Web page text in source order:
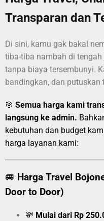
Transparan dan
Di sini, kamu gak bakal
tiba-tiba nambah di tengah
tanpa biaya tersembunyi.
bandingkan, dan putuskan
🎯 Semua harga kami
langsung ke admin.
kebutuhan dan budget
harga layanan kami:
🚐 Harga Travel
Door to Door)
💸 Mulai dari Rp